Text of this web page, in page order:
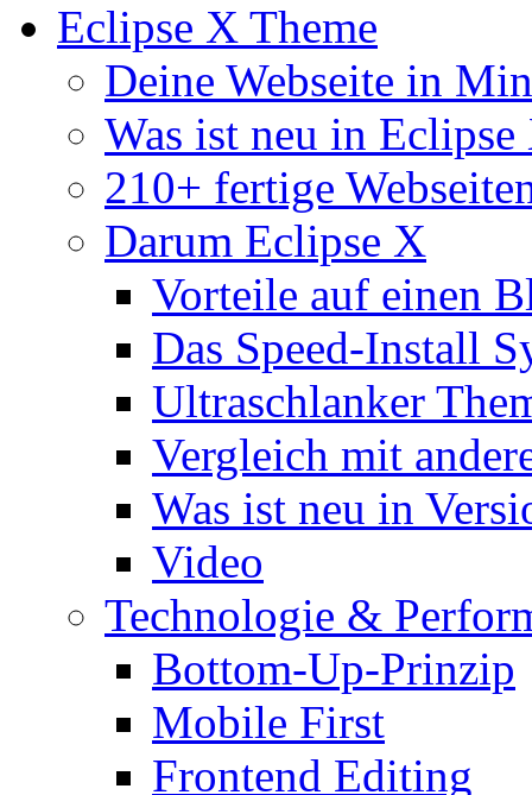
Eclipse X Theme
Deine Webseite in
Was ist neu in Eclipse
210+ fertige
Darum Eclipse X
Vorteile auf einen
Das Speed-Install
Ultraschlanker
Vergleich mit
Was ist neu in
Video
Technologie &
Bottom-Up-Prinzip
Mobile First
Frontend Editing